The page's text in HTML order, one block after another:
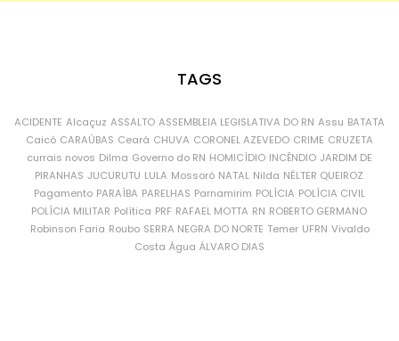
TAGS
ACIDENTE Alcaçuz ASSALTO ASSEMBLEIA LEGISLATIVA DO RN Assu BATATA
Caicó CARAÚBAS Ceará CHUVA CORONEL AZEVEDO CRIME CRUZETA
currais novos Dilma Governo do RN HOMICÍDIO INCÊNDIO JARDIM DE
PIRANHAS JUCURUTU LULA Mossoró NATAL Nilda NÉLTER QUEIROZ
Pagamento PARAÍBA PARELHAS Parnamirim POLÍCIA POLÍCIA CIVIL
POLÍCIA MILITAR Política PRF RAFAEL MOTTA RN ROBERTO GERMANO
Robinson Faria Roubo SERRA NEGRA DO NORTE Temer UFRN Vivaldo
Costa Água ÁLVARO DIAS